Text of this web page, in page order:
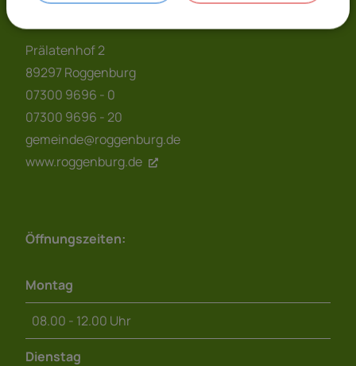
Prälatenhof 2
89297 Roggenburg
07300 9696 - 0
07300 9696 - 20
gemeinde@roggenburg.de
www.roggenburg.de
Öffnungszeiten:
Montag
08.00 - 12.00 Uhr
Dienstag